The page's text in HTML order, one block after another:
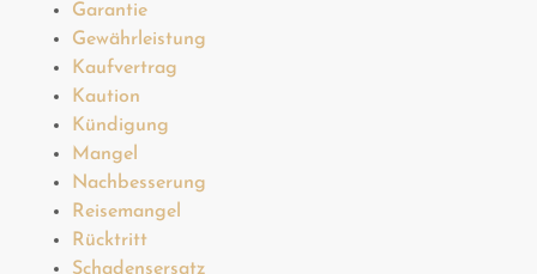
Garantie
Gewährleistung
Kaufvertrag
Kaution
Kündigung
Mangel
Nachbesserung
Reisemangel
Rücktritt
Schadensersatz